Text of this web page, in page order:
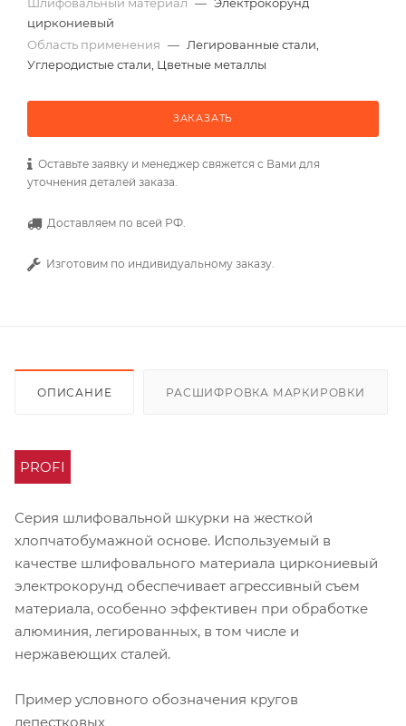
циркониевый
Область применения — Легированные стали,
Углеродистые стали, Цветные металлы
ЗАКАЗАТЬ
Оставьте заявку и менеджер свяжется с Вами для
уточнения деталей заказа.
Доставляем по всей РФ.
Изготовим по индивидуальному заказу.
ОПИСАНИЕ РАСШИФРОВКА МАРКИРОВКИ
PROFI
Серия шлифовальной шкурки на жесткой
хлопчатобумажной основе. Используемый в
качестве шлифовального материала циркониевый
электрокорунд обеспечивает агрессивный съем
материала, особенно эффективен при обработке
алюминия, легированных, в том числе и
нержавеющих сталей.
Пример условного обозначения кругов
лепестковых